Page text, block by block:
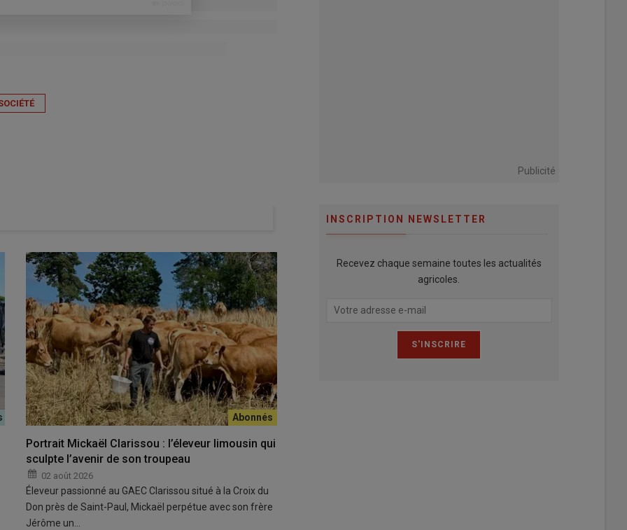
compétences,
Publicité
Portrait Mickaël Clarissou : l’éleveur limousin qui
sculpte l’avenir de son troupeau
02 août 2026
Éleveur passionné au GAEC Clarissou situé à la Croix du
Don près de Saint-Paul, Mickaël perpétue avec son frère
Jérôme un…
INSCRIPTION NEWSLETTER
Recevez chaque semaine toutes les actualités
agricoles.